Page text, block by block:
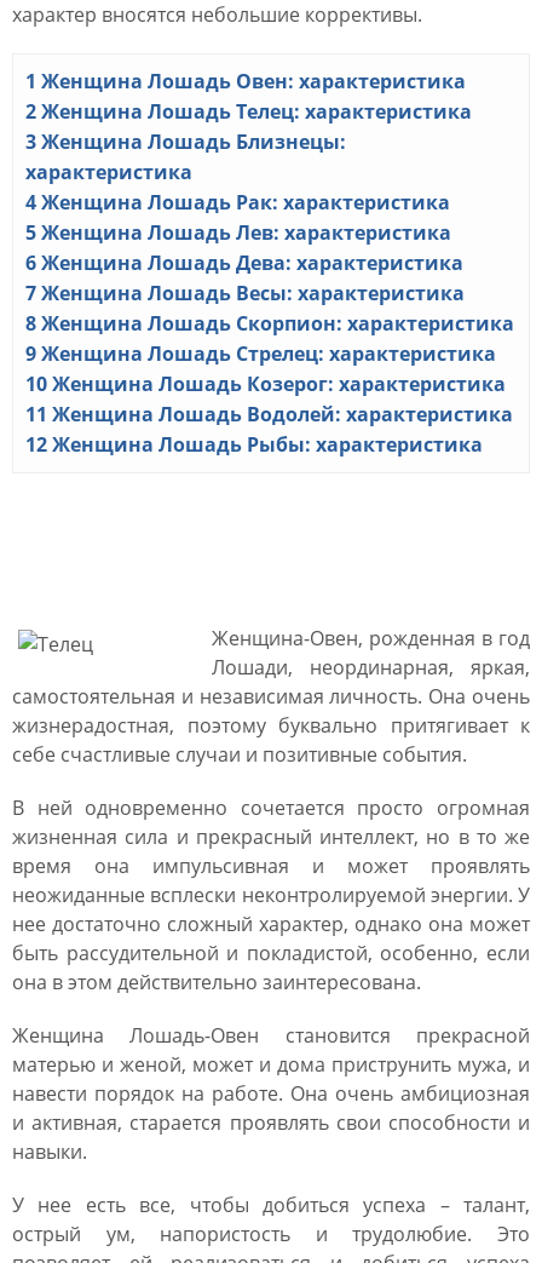
характер вносятся небольшие коррективы.
1 Женщина Лошадь Овен: характеристика
2Женщина Лошадь Телец: характеристика
3Женщина Лошадь Близнецы:
характеристика
4Женщина Лошадь Рак: характеристика
5Женщина Лошадь Лев: характеристика
6Женщина Лошадь Дева: характеристика
7Женщина Лошадь Весы: характеристика
8Женщина Лошадь Скорпион: характеристика
9Женщина Лошадь Стрелец: характеристика
10Женщина Лошадь Козерог: характеристика
11 Женщина Лошадь Водолей: характеристика
12Женщина Лошадь Рыбы: характеристика
Женщина-Овен, рожденная в год
Лошади, неординарная, яркая,
самостоятельная и независимая личность. Она очень
жизнерадостная, поэтому буквально притягивает к
себе счастливые случаи и позитивные события.
В ней одновременно сочетается просто огромная
жизненная сила и прекрасный интеллект, но в то же
время она импульсивная и может проявлять
неожиданные всплески неконтролируемой энергии. У
нее достаточно сложный характер, однако она может
быть рассудительной и покладистой, особенно, если
она в этом действительно заинтересована.
Женщина Лошадь-Овен становится прекрасной
матерью и женой, может и дома приструнить мужа, и
навести порядок на работе. Она очень амбициозная
и активная, старается проявлять свои способности и
навыки.
У нее есть все, чтобы добиться успеха – талант,
острый ум, напористость и трудолюбие. Это